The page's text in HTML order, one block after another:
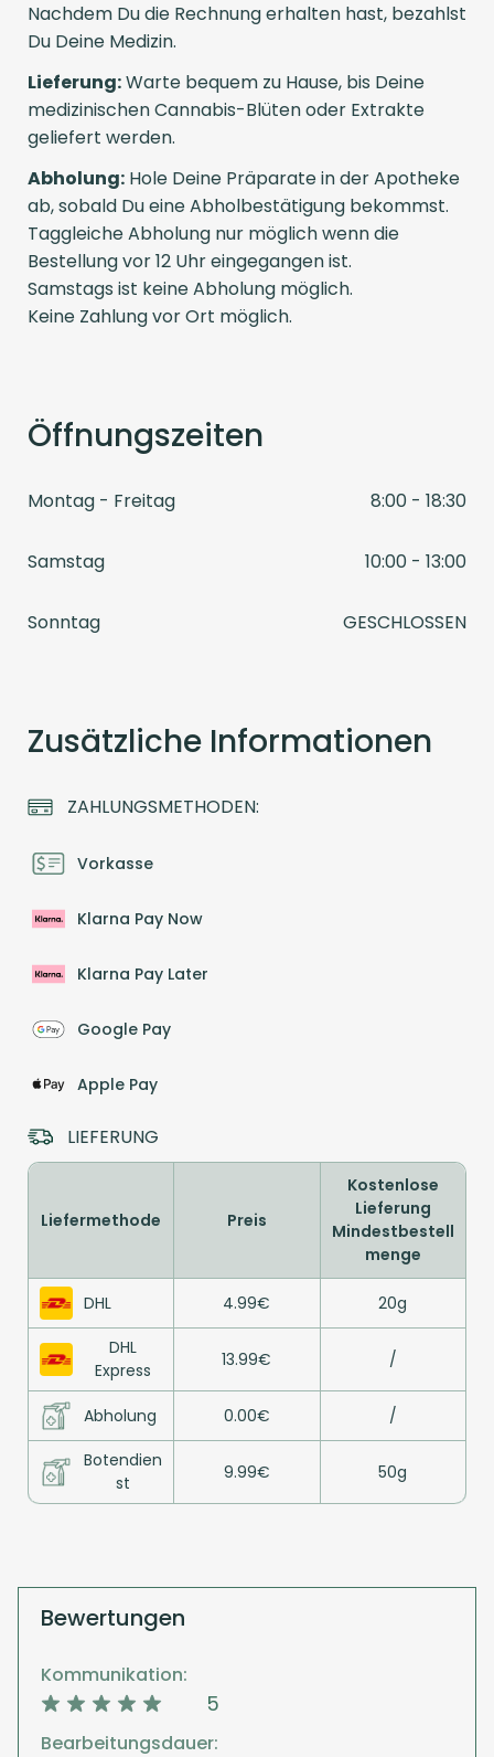
Nachdem Du die Rechnung erhalten hast, bezahlst
Du Deine Medizin.
Lieferung:Warte bequem zu Hause, bis Deine
medizinischen Cannabis-Blüten oder Extrakte
geliefert werden.
Abholung: Hole Deine Präparate in der Apotheke
ab, sobald Du eine Abholbestätigung bekommst.
Taggleiche Abholung nur möglich wenn die
Bestellung vor 12 Uhr eingegangen ist.
Samstags ist keine Abholung möglich.
Keine Zahlung vor Ort möglich.
Öffnungszeiten
Montag - Freitag 8:00 - 18:30
Samstag 10:00 - 13:00
Sonntag GESCHLOSSEN
Zusätzliche Informationen
ZAHLUNGSMETHODEN:
Vorkasse
Klarna Pay Now
Klarna Pay Later
Google Pay
Apple Pay
LIEFERUNG
Liefermethode Preis
Kostenlose
Lieferung
Mindestbestell
menge
DHL 4.99€ 20g
DHL
Express
13.99€ /
Abholung 0.00€ /
Botendien
st
9.99€ 50g
Bewertungen
Kommunikation:
5
Bearbeitungsdauer: